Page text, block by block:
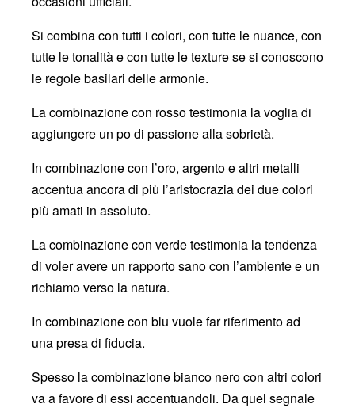
Si combina con tutti i colori, con tutte le nuance, con
tutte le tonalità e con tutte le texture se si conoscono
le regole basilari delle armonie.
La combinazione con rosso testimonia la voglia di
aggiungere un po di passione alla sobrietà.
In combinazione con l’oro, argento e altri metalli
accentua ancora di più l’aristocrazia dei due colori
più amati in assoluto.
La combinazione con verde testimonia la tendenza
di voler avere un rapporto sano con l’ambiente e un
richiamo verso la natura.
In combinazione con blu vuole far riferimento ad
una presa di fiducia.
Spesso la combinazione bianco nero con altri colori
va a favore di essi accentuandoli. Da quel segnale